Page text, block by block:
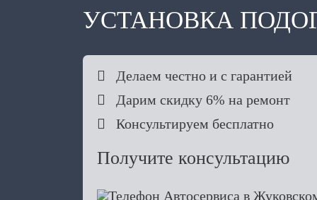
УСТАНОВКА
 Делаем честно и с гарантией
 Дарим скидку 6% на ремонт
 Консультируем бесплатно
Получите консультацию